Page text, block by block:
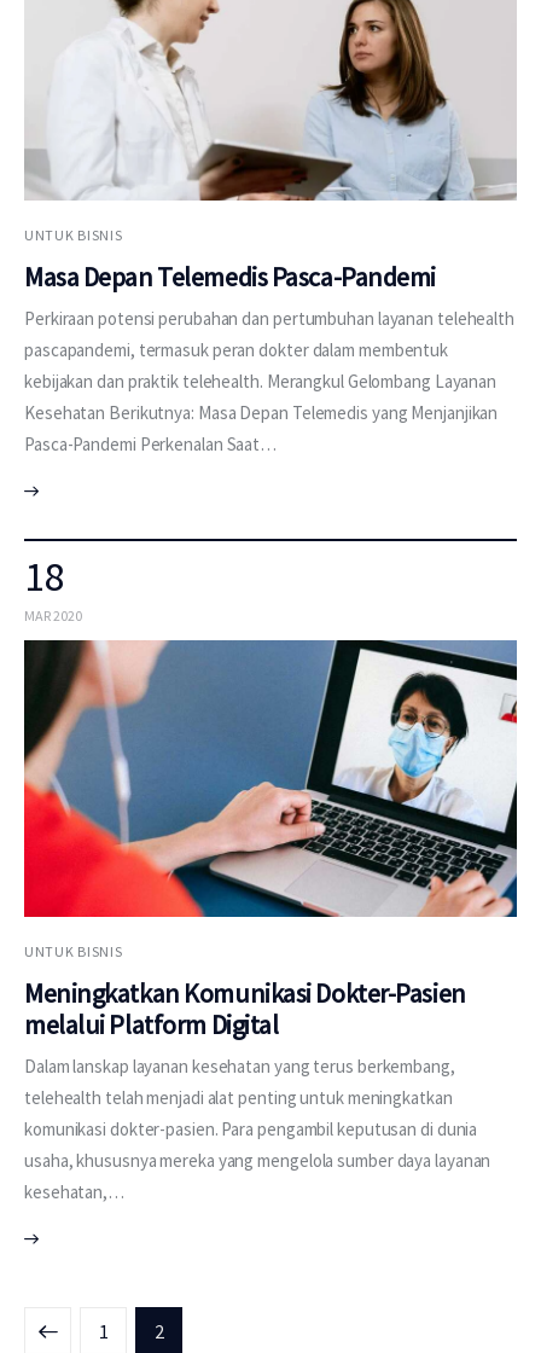
UNTUK BISNIS
Masa Depan Telemedis Pasca-Pandemi
Perkiraan potensi perubahan dan pertumbuhan layanan telehealth
pascapandemi, termasuk peran dokter dalam membentuk
kebijakan dan praktik telehealth. Merangkul Gelombang Layanan
Kesehatan Berikutnya: Masa Depan Telemedis yang Menjanjikan
Pasca-Pandemi Perkenalan Saat…
18
MAR 2020
UNTUK BISNIS
Meningkatkan Komunikasi Dokter-Pasien
melalui Platform Digital
Dalam lanskap layanan kesehatan yang terus berkembang,
telehealth telah menjadi alat penting untuk meningkatkan
komunikasi dokter-pasien. Para pengambil keputusan di dunia
usaha, khususnya mereka yang mengelola sumber daya layanan
kesehatan,…
1 2